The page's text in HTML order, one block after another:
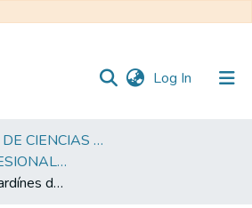
Log In (current)
FACULTAD DE CIENCIAS DE LA EDUCACIÓN
ESCUELA PROFESIONAL DE EDUCACIÓN INICIAL
La dislalia en los jardínes de niños del distrito de Ayacucho